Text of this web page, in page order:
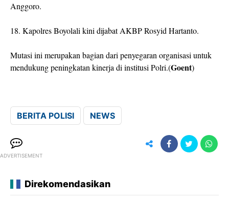
Anggoro.
18. Kapolres Boyolali kini dijabat AKBP Rosyid Hartanto.
Mutasi ini merupakan bagian dari penyegaran organisasi untuk
mendukung peningkatan kinerja di institusi Polri.(Goent)
BERITA POLISI NEWS
ADVERTISEMENT
Direkomendasikan